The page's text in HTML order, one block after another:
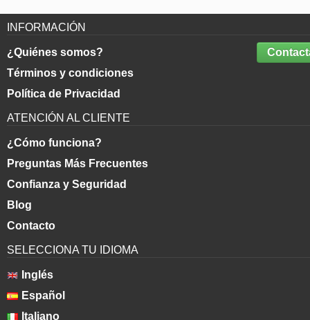
INFORMACIÓN
¿Quiénes somos?
Términos y condiciones
Política de Privacidad
ATENCIÓN AL CLIENTE
¿Cómo funciona?
Preguntas Más Frecuentes
Confianza y Seguridad
Blog
Contacto
SELECCIONA TU IDIOMA
Inglés
Español
Italiano